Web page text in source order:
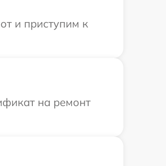
и приступим к
на ремонт